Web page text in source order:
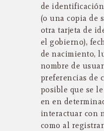
de
(o una copia de
otra tarjeta de
el gobierno),
de nacimiento,
nombre de
preferencias de
posible que se
en en
interactuar con
como al